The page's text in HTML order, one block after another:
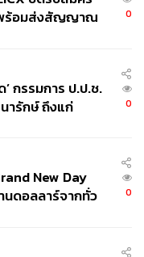
พร้อมส่งสัญญาณ
0
’ กรรมการ ป.ป.ช.
ารักษ์ ถึงแก่
0
New Day
นดอลลาร์จากทั่ว
0